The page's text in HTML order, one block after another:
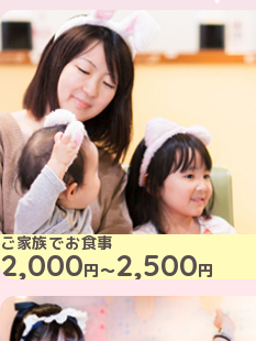
ご家族でお食事
2,000円～2,500円